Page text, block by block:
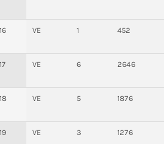
VE 1 452
VE 6 2646
VE 5 1876
VE 3 1276